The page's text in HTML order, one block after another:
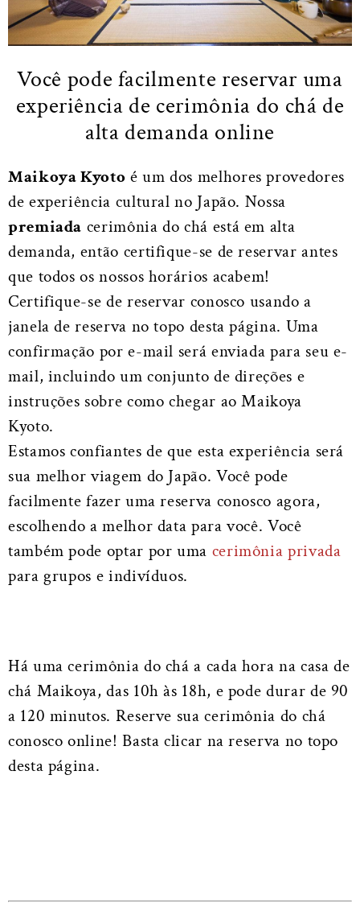
Você pode facilmente reservar uma
experiência de cerimônia do chá de
alta demanda online
Maikoya Kyoto é um dos melhores provedores
de experiência cultural no Japão. Nossa
premiada cerimônia do chá está em alta
demanda, então certifique-se de reservar antes
que todos os nossos horários acabem!
Certifique-se de reservar conosco usando a
janela de reserva no topo desta página. Uma
confirmação por e-mail será enviada para seu e-
mail, incluindo um conjunto de direções e
instruções sobre como chegar ao Maikoya
Kyoto.
Estamos confiantes de que esta experiência será
sua melhor viagem do Japão. Você pode
facilmente fazer uma reserva conosco agora,
escolhendo a melhor data para você. Você
também pode optar por uma cerimônia privada
para grupos e indivíduos.
Há uma cerimônia do chá a cada hora na casa de
chá Maikoya, das 10h às 18h, e pode durar de 90
a 120 minutos. Reserve sua cerimônia do chá
conosco online! Basta clicar na reserva no topo
desta página.